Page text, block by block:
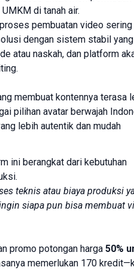
di tanah air.
pembuatan video sering
dengan sistem stabil yang
atau naskah, dan platform
membuat kontennya terasa
pilihan avatar berwajah
lebih autentik dan mudah
ini berangkat dari kebutuhan
teknis atau biaya produksi
siapa pun bisa membuat
promo potongan harga 50%
memerlukan 170